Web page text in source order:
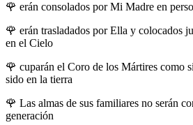
🌹 erán consolados por Mi Madre en
🌹 erán trasladados por Ella y colocados
en el Cielo
🌹 cuparán el Coro de los Mártires como
sido en la tierra
🌹 Las almas de sus familiares no serán
generación